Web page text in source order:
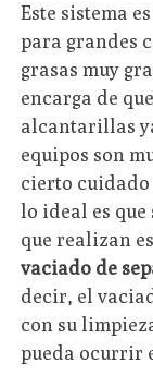
Este sistema
para grandes
grasas muy
encarga de
alcantarillas
equipos son
cierto
lo ideal es que
que realizan
vaciado de
decir, el
con su
pueda ocurrir